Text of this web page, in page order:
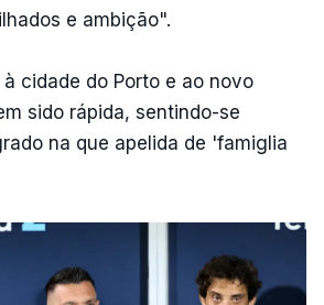
e ambição".
cidade do Porto e ao novo
sido rápida, sentindo-se
na que apelida de 'famiglia